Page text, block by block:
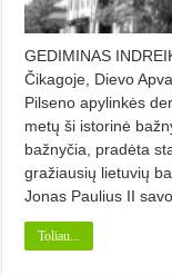
GEDIMINAS
Čikagoje, Dievo
Pilseno apylinkės
metų ši istorinė
bažnyčia, pradėta
gražiausių lietuvių
Jonas Paulius II
Toliau...